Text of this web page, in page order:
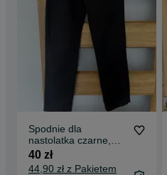
Spodnie dla
nastolatka czarne,
eleganckie, rozmiar
164
40 zł
44,90 zł z Pakietem